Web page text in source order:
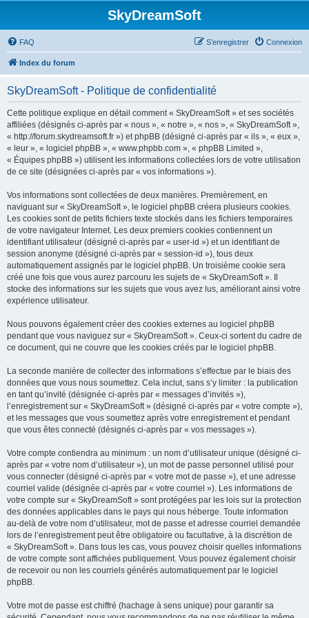
SkyDreamSoft
FAQ Connexion
S’enregistrer
Index du forum
SkyDreamSoft - Politique de confidentialité
Cette politique explique en détail comment « SkyDreamSoft » et ses sociétés
affiliées (désignés ci-après par « nous », « notre », « nos », « SkyDreamSoft »,
« http://forum.skydreamsoft.fr ») et phpBB (désigné ci-après par « ils », « eux »,
« leur », « logiciel phpBB », « www.phpbb.com », « phpBB Limited »,
« Équipes phpBB ») utilisent les informations collectées lors de votre utilisation
de ce site (désignées ci-après par « vos informations »).
Vos informations sont collectées de deux manières. Premièrement, en
naviguant sur « SkyDreamSoft », le logiciel phpBB créera plusieurs cookies.
Les cookies sont de petits fichiers texte stockés dans les fichiers temporaires
de votre navigateur Internet. Les deux premiers cookies contiennent un
identifiant utilisateur (désigné ci-après par « user-id ») et un identifiant de
session anonyme (désigné ci-après par « session-id »), tous deux
automatiquement assignés par le logiciel phpBB. Un troisième cookie sera
créé une fois que vous aurez parcouru les sujets de « SkyDreamSoft ». Il
stocke des informations sur les sujets que vous avez lus, améliorant ainsi votre
expérience utilisateur.
Nous pouvons également créer des cookies externes au logiciel phpBB
pendant que vous naviguez sur « SkyDreamSoft ». Ceux-ci sortent du cadre de
ce document, qui ne couvre que les cookies créés par le logiciel phpBB.
La seconde manière de collecter des informations s’effectue par le biais des
données que vous nous soumettez. Cela inclut, sans s’y limiter : la publication
en tant qu’invité (désignée ci-après par « messages d’invités »),
l’enregistrement sur « SkyDreamSoft » (désigné ci-après par « votre compte »),
et les messages que vous soumettez après votre enregistrement et pendant
que vous êtes connecté (désignés ci-après par « vos messages »).
Votre compte contiendra au minimum : un nom d’utilisateur unique (désigné ci-
après par « votre nom d’utilisateur »), un mot de passe personnel utilisé pour
vous connecter (désigné ci-après par « votre mot de passe »), et une adresse
courriel valide (désignée ci-après par « votre courriel »). Les informations de
votre compte sur « SkyDreamSoft » sont protégées par les lois sur la protection
des données applicables dans le pays qui nous héberge. Toute information
au-delà de votre nom d’utilisateur, mot de passe et adresse courriel demandée
lors de l’enregistrement peut être obligatoire ou facultative, à la discrétion de
« SkyDreamSoft ». Dans tous les cas, vous pouvez choisir quelles informations
de votre compte sont affichées publiquement. Vous pouvez également choisir
de recevoir ou non les courriels générés automatiquement par le logiciel
phpBB.
Votre mot de passe est chiffré (hachage à sens unique) pour garantir sa